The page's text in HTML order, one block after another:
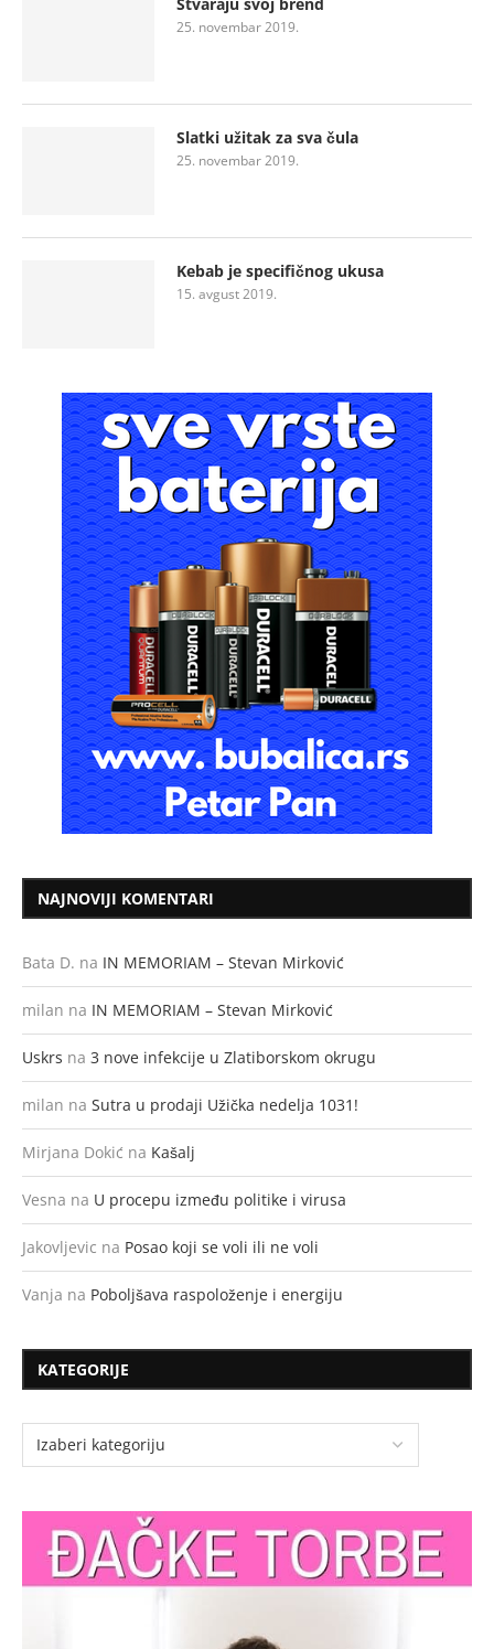
25. novembar 2019.
Slatki užitak za sva čula
25. novembar 2019.
Kebab je specifičnog ukusa
15. avgust 2019.
NAJNOVIJI KOMENTARI
Bata D. na IN MEMORIAM – Stevan Mirković
milan na IN MEMORIAM – Stevan Mirković
Uskrs na 3 nove infekcije u Zlatiborskom okrugu
milan na Sutra u prodaji Užička nedelja 1031!
Mirjana Dokić na Kašalj
Vesna na U procepu između politike i virusa
Jakovljevic na Posao koji se voli ili ne voli
Vanja na Poboljšava raspoloženje i energiju
KATEGORIJE